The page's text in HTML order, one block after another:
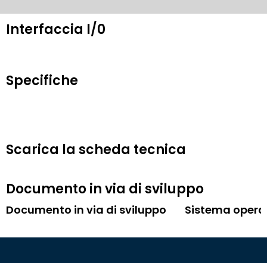
Interfaccia l/0
Specifiche
Scarica la scheda tecnica
Documento in via di sviluppo
Documento in via di sviluppo Sistema